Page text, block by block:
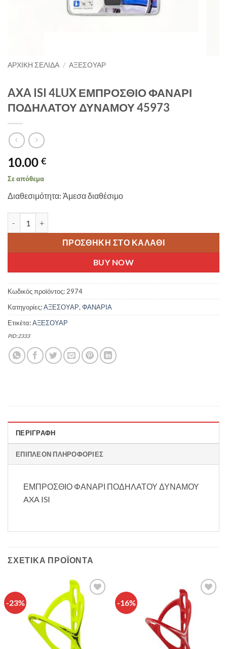
ΑΡΧΙΚΉ ΣΕΛΊΔΑ / ΑΞΕΣΟΥΑΡ
AXA ISI 4LUX ΕΜΠΡΟΣΘΙΟ ΦΑΝΑΡΙ
ΠΟΔΗΛΑΤΟΥ ΔΥΝΑΜΟΥ 45973
10.00 €
Σε απόθεμα
Διαθεσιμότητα: Άμεσα διαθέσιμο
ΠΡΟΣΘΉΚΗ ΣΤΟ ΚΑΛΆΘΙ
BUY NOW
Κωδικός προϊόντος: 2974
Κατηγορίες:ΑΞΕΣΟΥΑΡ, ΦΑΝΑΡΙΑ
Ετικέτα:ΑΞΕΣΟΥΑΡ
PID:2333
ΠΕΡΙΓΡΑΦΉ
ΕΠΙΠΛΈΟΝ ΠΛΗΡΟΦΟΡΊΕΣ
ΕΜΠΡΟΣΘΙΟ ΦΑΝΑΡΙ ΠΟΔΗΛΑΤΟΥ ΔΥΝΑΜΟΥ
AXA ISI
ΣΧΕΤΙΚΆ ΠΡΟΪΌΝΤΑ
-23%
Πρόσθήκη
στην λίστα
επιθυμιών
-16%
Πρόσθήκη
στην λίστα
επιθυμιών